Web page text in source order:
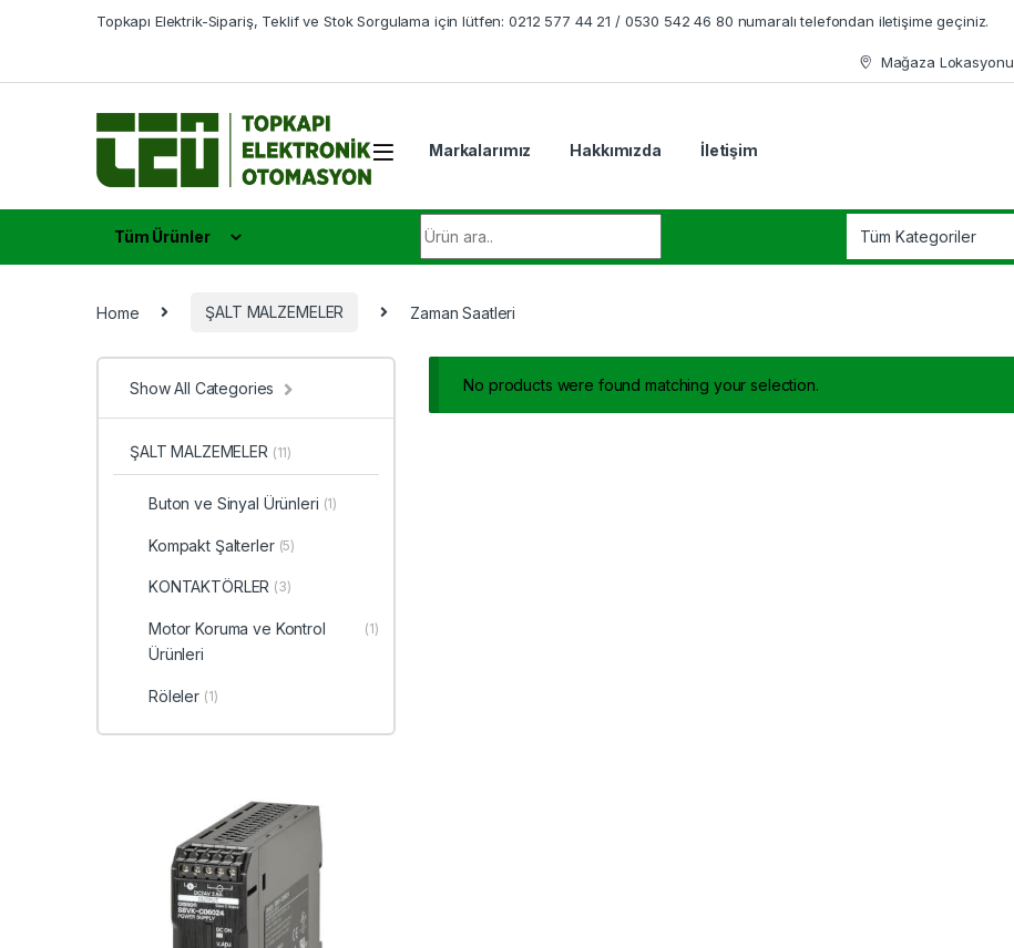
Topkapı Elektrik-Sipariş, Teklif ve Stok Sorgulama için lütfen: 0212 577 44 21 / 0530 542 46 80 numaralı telefondan iletişime geçiniz.
Mağaza Lokasyonu
Markalarımız Hakkımızda İletişim
Tüm Ürünler
Home ŞALT MALZEMELER Zaman Saatleri
No products were found matching your selection.
Show All Categories
ŞALT MALZEMELER (11)
Buton ve Sinyal Ürünleri (1)
Kompakt Şalterler (5)
KONTAKTÖRLER (3)
Motor Koruma ve Kontrol
Ürünleri
(1)
Röleler (1)